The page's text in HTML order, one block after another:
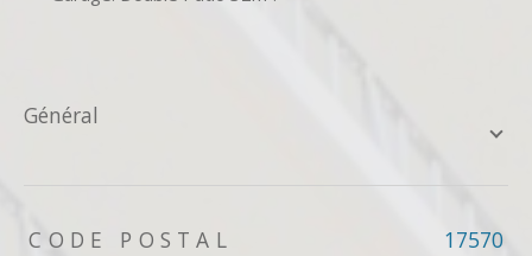
général
TRAD_ZEPHYR_Caracteristique TRAD_ZEPHYR_Valeurs
CODE POSTAL 17570